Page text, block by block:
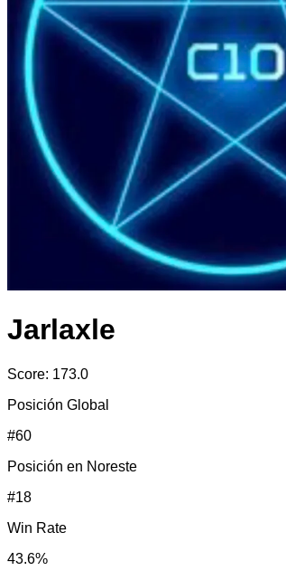
Jarlaxle
Score: 173.0
Posición Global
#60
Posición en Noreste
#18
Win Rate
43.6%